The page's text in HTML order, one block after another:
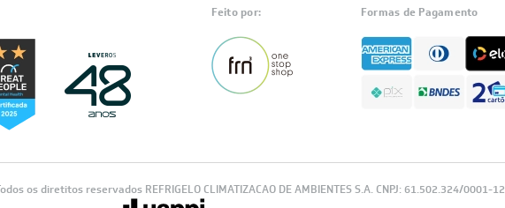
Feito por: Formas de Pagamento
os diretitos reservados REFRIGELO CLIMATIZACAO DE AMBIENTES S.A. CNPJ: 61.502.324/0001-12